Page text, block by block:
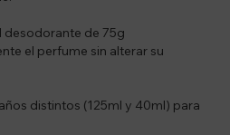
desodorante de 75g
el perfume sin alterar su
distintos (125ml y 40ml) para